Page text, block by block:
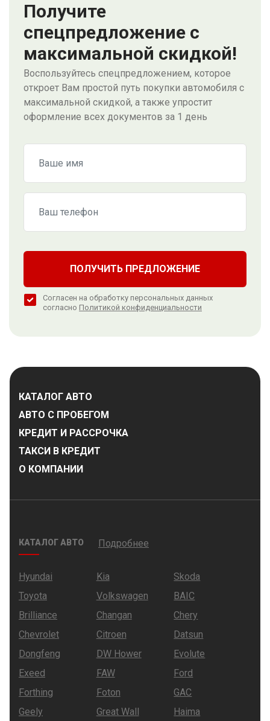
Получите
спецпредложение с
максимальной скидкой!
Воспользуйтесь спецпредложением, которое
откроет Вам простой путь покупки автомобиля с
максимальной скидкой, а также упростит
оформление всех документов за 1 день
ПОЛУЧИТЬ ПРЕДЛОЖЕНИЕ
Согласен на обработку персональных данных
согласно Политикой конфиденциальности
КАТАЛОГ АВТО
АВТО С ПРОБЕГОМ
КРЕДИТ И РАССРОЧКА
ТАКСИ В КРЕДИТ
О КОМПАНИИ
КАТАЛОГ АВТО Подробнее
Hyundai Kia
Skoda
Toyota
Volkswagen
BAIC
Brilliance
Changan
Chery
Chevrolet
Citroen
Datsun
Dongfeng
DW Hower
Evolute
Exeed
FAW
Ford
Forthing
Foton
GAC
Geely
Great Wall
Haima